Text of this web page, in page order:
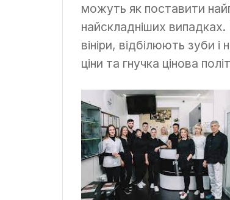
можуть як поставити
найскладніших
вініри, відбілюють зуби і
ціни та гнучка цінова